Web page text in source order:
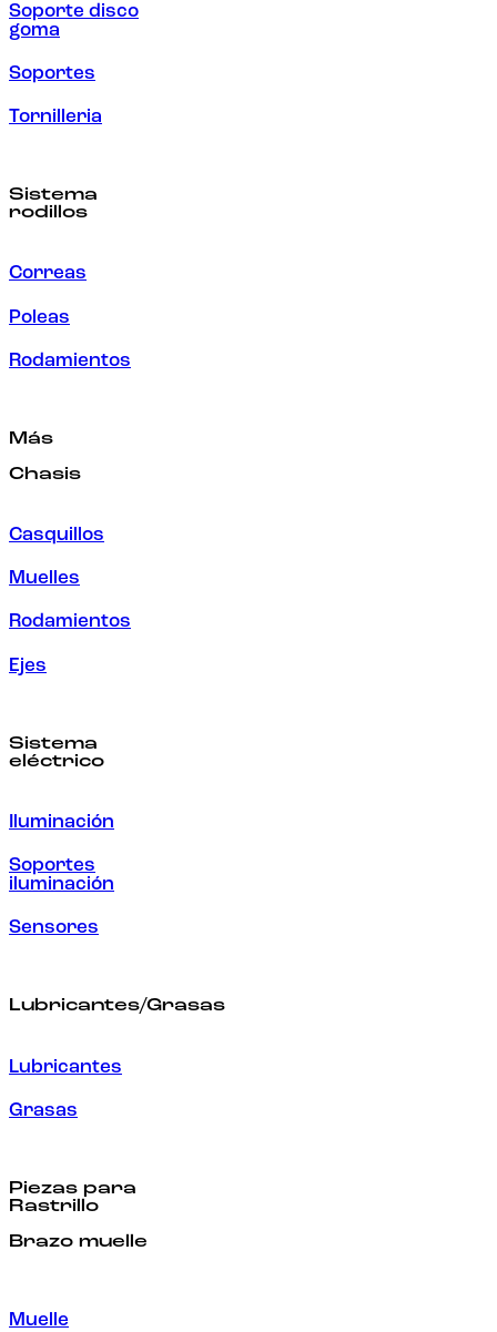
Soporte disco
goma
Soportes
Tornilleria
Sistema
rodillos
Correas
Poleas
Rodamientos
Más
Chasis
Casquillos
Muelles
Rodamientos
Ejes
Sistema
eléctrico
Iluminación
Soportes
iluminación
Sensores
Lubricantes/Grasas
Lubricantes
Grasas
Piezas para
Rastrillo
Brazo muelle
Muelle